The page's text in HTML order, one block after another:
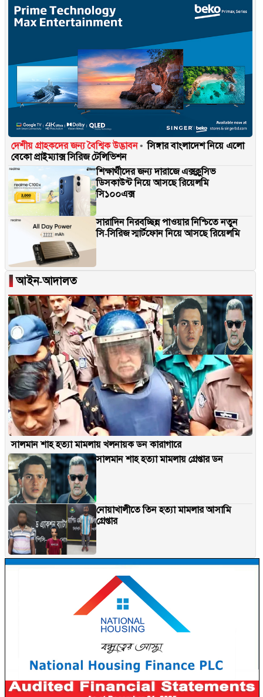
দেশীয় গ্রাহকদের জন্য বৈশ্বিক উদ্ভাবন
সিঙ্গার বাংলাদেশ নিয়ে এলো
বেকো প্রাইম্যাক্স সিরিজ টেলিভিশন
শিক্ষার্থীদের জন্য দারাজে এক্সক্লুসিভ
ডিসকাউন্ট নিয়ে আসছে রিয়েলমি
সি১০০এক্স
সারাদিন নিরবচ্ছিন্ন পাওয়ার নিশ্চিতে নতুন
সি-সিরিজ স্মার্টফোন নিয়ে আসছে রিয়েলমি
▐আইন-আদালত
সালমান শাহ হত্যা মামলায় খলনায়ক ডন কারাগারে
সালমান শাহ হত্যা মামলায় গ্রেপ্তার ডন
নোয়াখালীতে তিন হত্যা মামলার আসামি
গ্রেপ্তার